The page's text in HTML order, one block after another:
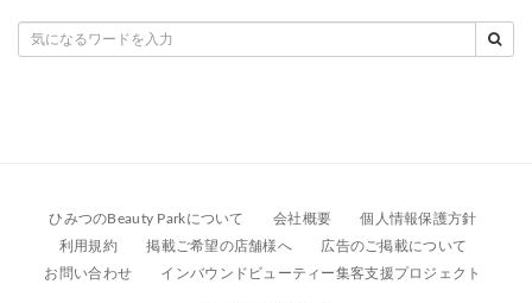
ひみつのBeauty Parkについて 会社概要
個人情報保護方針
利用規約
掲載ご希望の店舗様へ
広告のご掲載について
お問い合わせ
インバウンドビューティー集客支援プロジェクト